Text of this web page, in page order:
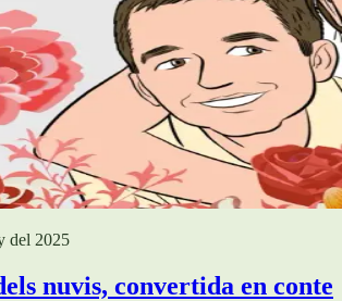
del 2025
nuvis, convertida en conte